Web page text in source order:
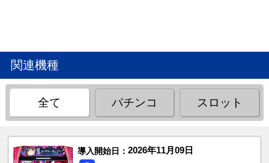
関連機種
全て パチンコ スロット
導入開始日： 2026年11月09日